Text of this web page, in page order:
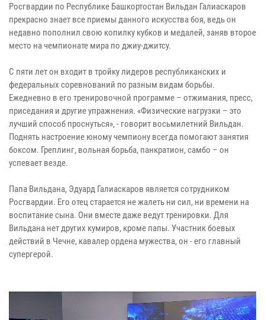
Росгвардии по Республике Башкортостан Вильдан Галиаскаров
прекрасно знает все приемы данного искусства боя, ведь он
недавно пополнил свою копилку кубков и медалей, заняв второе
место на чемпионате мира по джиу-джитсу.
С пяти лет он входит в тройку лидеров республиканских и
федеральных соревнований по разным видам борьбы.
Ежедневно в его тренировочной программе – отжимания, пресс,
приседания и другие упражнения. «Физические нагрузки – это
лучший способ проснуться», - говорит восьмилетний Вильдан.
Поднять настроение юному чемпиону всегда помогают занятия
боксом. Греплинг, вольная борьба, панкратион, самбо – он
успевает везде.
Папа Вильдана, Эдуард Галиаскаров является сотрудником
Росгвардии. Его отец старается не жалеть ни сил, ни времени на
воспитание сына. Они вместе даже ведут тренировки. Для
Вильдана нет других кумиров, кроме папы. Участник боевых
действий в Чечне, кавалер ордена мужества, он - его главный
супергерой.